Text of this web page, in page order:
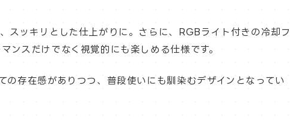
スッキリとした仕上がりに。さらに、RGBライト付きの冷却フ
ンスだけでなく視覚的にも楽しめる仕様です。
の存在感がありつつ、普段使いにも馴染むデザインとなってい